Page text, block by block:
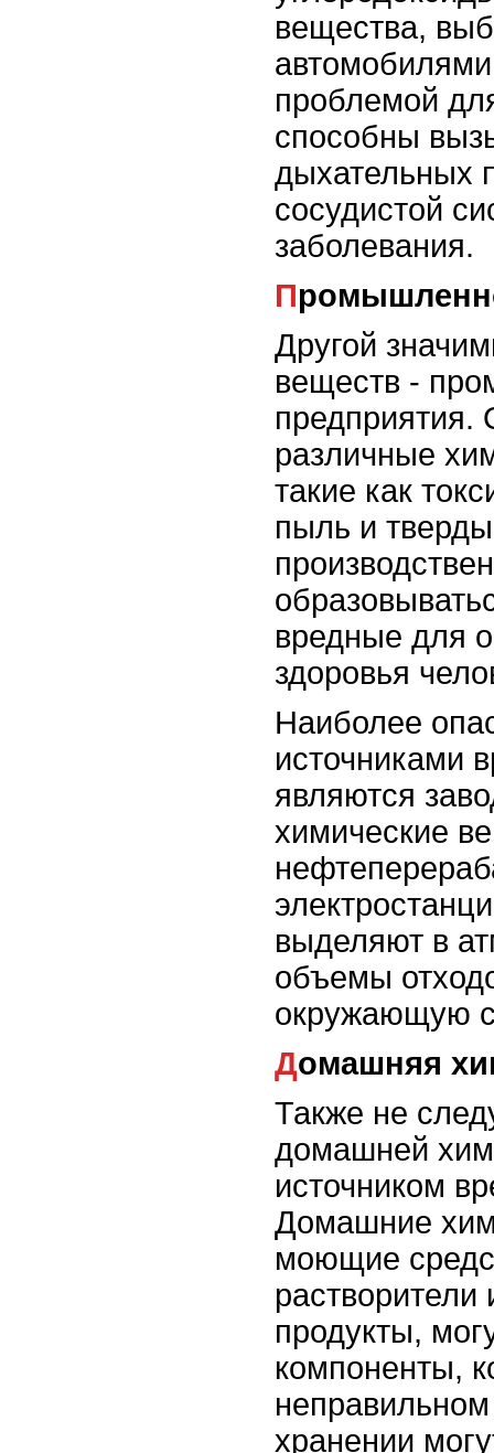
вещества,
проблемой
способны
дыхательных
сосудистой
заболевания.
Другой
веществ -
различные
такие как
пыль и
вредные для
здоровья
Наиболее
источниками
являются
химические
выделяют в
объемы
окружающую
Домашняя
Также не
домашней
источником
Домашние
моющие
растворители
продукты,
компоненты,
хранении